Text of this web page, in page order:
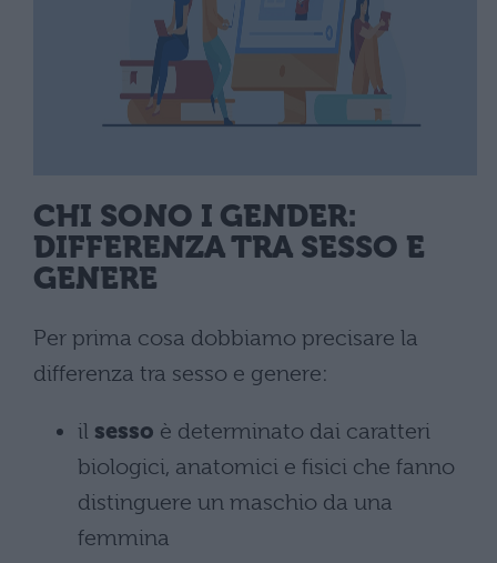
CHI SONO I GENDER:
DIFFERENZA TRA SESSO E
GENERE
Per prima cosa dobbiamo precisare la
differenza tra sesso e genere:
il sesso è determinato dai caratteri
biologici, anatomici e fisici che fanno
distinguere un maschio da una
femmina